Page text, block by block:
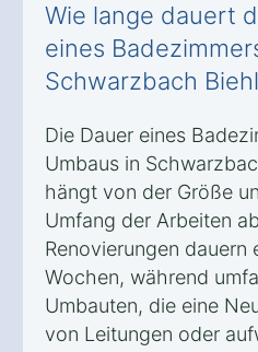
Wie lange dauert
eines
Schwarzbach
Die Dauer eines
Umbaus in
hängt von der Größe
Umfang der Arbeiten
Renovierungen dauern
Wochen, während
Umbauten, die eine
von Leitungen oder